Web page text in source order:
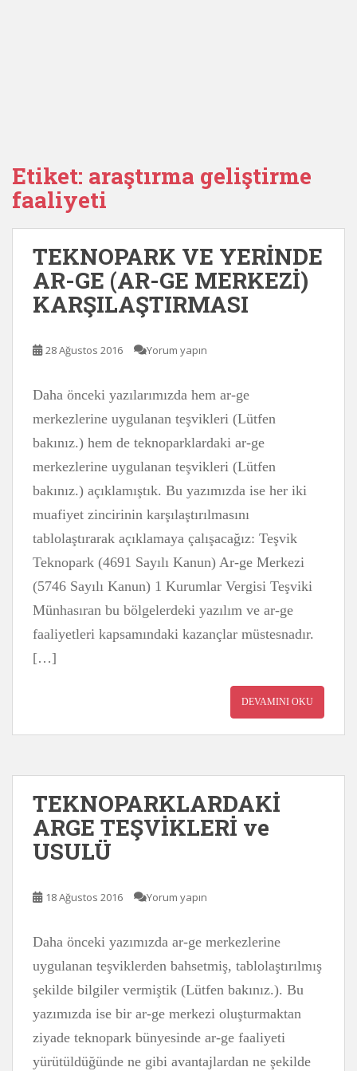
Etiket: araştırma geliştirme
faaliyeti
TEKNOPARK VE YERİNDE
AR-GE (AR-GE MERKEZİ)
KARŞILAŞTIRMASI
28 Ağustos 2016 Yorum yapın
Daha önceki yazılarımızda hem ar-ge
merkezlerine uygulanan teşvikleri (Lütfen
bakınız.) hem de teknoparklardaki ar-ge
merkezlerine uygulanan teşvikleri (Lütfen
bakınız.) açıklamıştık. Bu yazımızda ise her iki
muafiyet zincirinin karşılaştırılmasını
tablolaştırarak açıklamaya çalışacağız: Teşvik
Teknopark (4691 Sayılı Kanun) Ar-ge Merkezi
(5746 Sayılı Kanun) 1 Kurumlar Vergisi Teşviki
Münhasıran bu bölgelerdeki yazılım ve ar-ge
faaliyetleri kapsamındaki kazançlar müstesnadır.
[…]
DEVAMINI OKU
TEKNOPARKLARDAKİ
ARGE TEŞVİKLERİ ve
USULÜ
18 Ağustos 2016 Yorum yapın
Daha önceki yazımızda ar-ge merkezlerine
uygulanan teşviklerden bahsetmiş, tablolaştırılmış
şekilde bilgiler vermiştik (Lütfen bakınız.). Bu
yazımızda ise bir ar-ge merkezi oluşturmaktan
ziyade teknopark bünyesinde ar-ge faaliyeti
yürütüldüğünde ne gibi avantajlardan ne şekilde